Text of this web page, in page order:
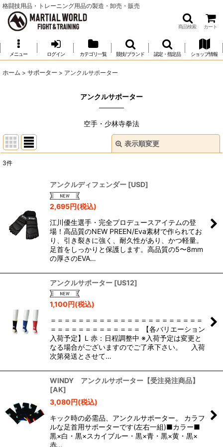
格闘技用品・トレーニング用品の製造・卸売・販売
商品検索 カート
メニュー ログイン カテゴリ一覧 競技/ブランド 認定・指定品 ショップ情報
ホーム > サポーター > アンクルサポーター
アンクルサポーター
空手・少林寺拳法
表示順変更
絞り込む
3件
アンクルディフェンダー [USD]
2,695円(税込)
江川優生選手・完全プロデュースアイテムの登
場！高品質のNEW PREEN/Eva素材で作られてお
り、引き裂きに強く、耐久性があり、かつ軽量。
足首をしっかりと保護します。高品質の5〜8mm
の厚さのEVA…
アンクルサポーター [US12]
1,100円(税込)
＝＝＝＝＝＝＝＝＝＝＝＝＝＝＝＝＝＝＝＝＝＝
＝＝＝＝＝＝＝＝＝＝＝＝＝ 【各バリエーション
入荷予定】L 赤：日程調整中 ※入荷予定は変更と
なる場合がございますのでご了承下さい。 入荷
次第発送とさせて…
WINDY アンクルサポーター【受注発注商品】
[AK]
3,080円(税込)
キック時の必需品、アンクルサポーター。 カラフ
ルな足首用サポーターです(左右一組)■カラー■
黒×白・黒×スカイブルー・黒×青・黒×黄・黒×
赤…